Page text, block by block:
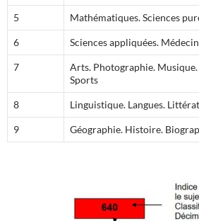
5 Mathématiques. Sciences
6 Sciences appliquées.
7
Arts. Photographie.
Sports
8 Linguistique. Langues.
9 Géographie. Histoire.